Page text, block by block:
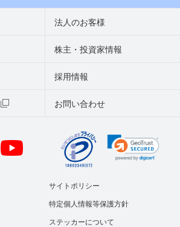
法人のお客様
株主・投資家情報
お問い合わせ
採用情報
サイトポリシー
特定個人情報等保護方針
ステッカーについて